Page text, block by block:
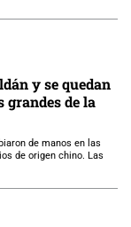
y se quedan
grandes de la
de manos en las
de origen chino. Las